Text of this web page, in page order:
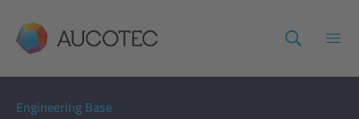
AUCOTEC
Engineering Base